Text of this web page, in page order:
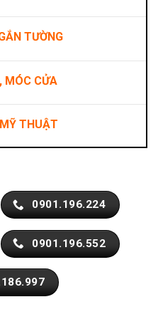
TƯỜNG
MÓC CỬA
THUẬT
0901.196.224
0901.196.552